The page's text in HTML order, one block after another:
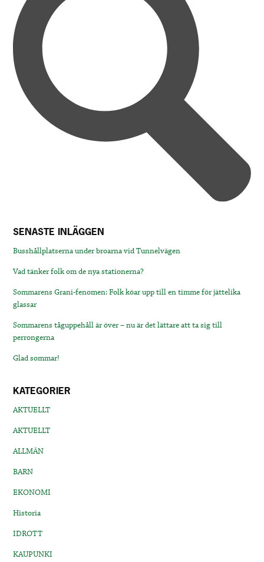
SENASTE INLÄGGEN
Busshållplatserna under broarna vid Tunnelvägen
Vad tänker folk om de nya stationerna?
Sommarens Grani-fenomen: Folk köar upp till en timme för jättelika
glassar
Sommarens tåguppehåll är över – nu är det lättare att ta sig till
perrongerna
Glad sommar!
KATEGORIER
AKTUELLT
AKTUELLT
ALLMÄN
BARN
EKONOMI
Historia
IDROTT
KAUPUNKI